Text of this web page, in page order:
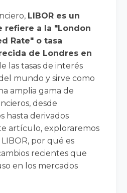
LIBOR es un
refiere a la "London
Rate" o tasa
de Londres en
las tasas de interés
mundo y sirve como
amplia gama de
desde
hasta derivados
artículo, exploraremos
por qué es
recientes que
en los mercados